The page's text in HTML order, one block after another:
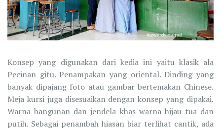
Konsep yang digunakan dari kedia ini yaitu klasik ala
Pecinan gitu. Penampakan yang oriental. Dinding yang
banyak dipajang foto atau gambar bertemakan Chinese.
Meja kursi juga disesuaikan dengan konsep yang dipakai.
Warna bangunan dan jendela khas warna hijau tua dan
putih. Sebagai penambah hiasan biar terlihat cantik, ada